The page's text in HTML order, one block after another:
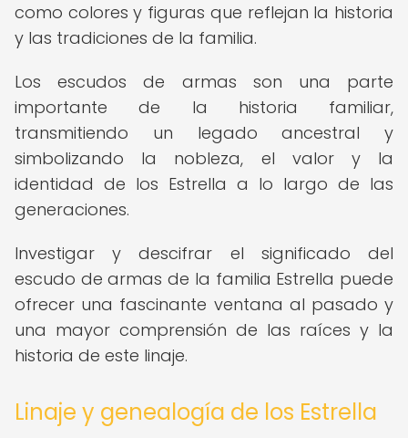
como colores y figuras que reflejan la historia
y las tradiciones de la familia.
Los escudos de armas son una parte
importante de la historia familiar,
transmitiendo un legado ancestral y
simbolizando la nobleza, el valor y la
identidad de los Estrella a lo largo de las
generaciones.
Investigar y descifrar el significado del
escudo de armas de la familia Estrella puede
ofrecer una fascinante ventana al pasado y
una mayor comprensión de las raíces y la
historia de este linaje.
Linaje y genealogía de los Estrella